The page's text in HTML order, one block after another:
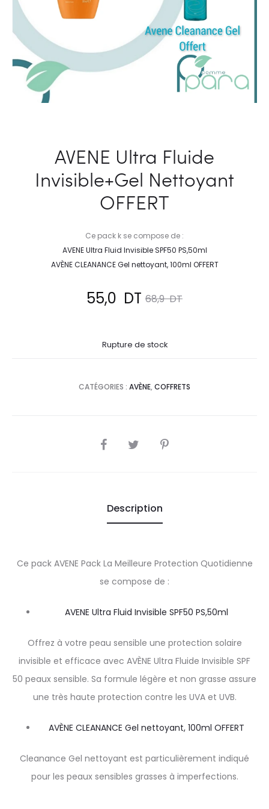
AVENE Ultra Fluide
Invisible+Gel Nettoyant
OFFERT
Ce pack k se compose de :
AVENE Ultra Fluid Invisible SPF50 PS,50ml
AVÈNE CLEANANCE Gel nettoyant, 100ml OFFERT
68,9DT
Le
initial
était :
DT.
55,0 DT
est :
Rupture de stock
CATÉGORIES : AVÈNE, COFFRETS
SHARE
Description
Ce pack AVENE Pack La Meilleure Protection Quotidienne
se compose de :
AVENE Ultra Fluid Invisible SPF50 PS,50ml
Offrez à votre peau sensible une protection solaire
invisible et efficace avec AVÈNE Ultra Fluide Invisible SPF
50 peaux sensible. Sa formule légère et non grasse assure
une très haute protection contre les UVA et UVB.
AVÈNE CLEANANCE Gel nettoyant, 100ml OFFERT
Cleanance Gel nettoyant est particulièrement indiqué
pour les peaux sensibles grasses à imperfections.